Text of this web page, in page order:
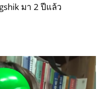
มา 2 ปีแล้ว